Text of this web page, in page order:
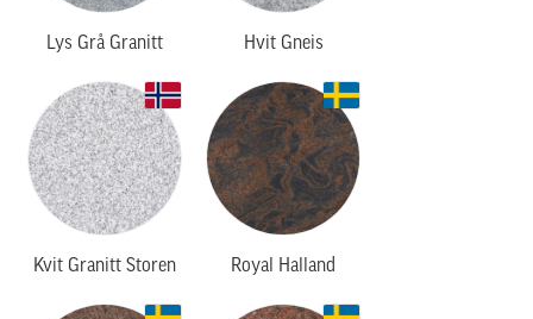
Lys Grå Granitt Hvit Gneis
Kvit Granitt Storen Royal Halland